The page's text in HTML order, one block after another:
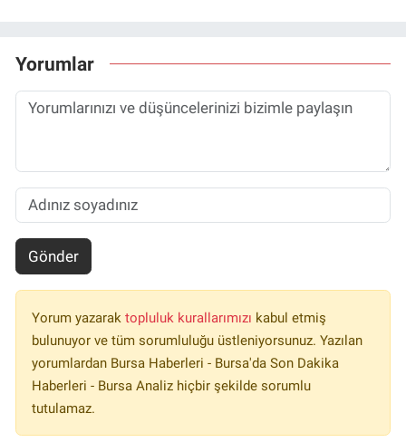
Yorumlar
Gönder
Yorum yazarak topluluk kurallarımızı kabul etmiş
bulunuyor ve tüm sorumluluğu üstleniyorsunuz. Yazılan
yorumlardan Bursa Haberleri - Bursa'da Son Dakika
Haberleri - Bursa Analiz hiçbir şekilde sorumlu
tutulamaz.